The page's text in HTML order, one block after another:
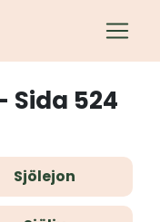
Sida 524
Sjölejon